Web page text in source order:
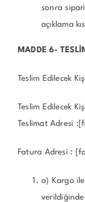
sonra
açıklama
MADDE 6-
Teslim Edilecek
Teslim Edilecek
Teslimat Adresi
Fatura Adresi :
a) Kargo